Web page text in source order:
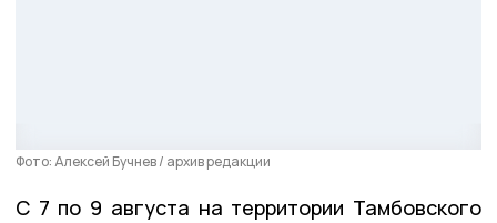
Фото: Алексей Бучнев / архив редакции
C 7 по 9 августа на территории Тамбовского